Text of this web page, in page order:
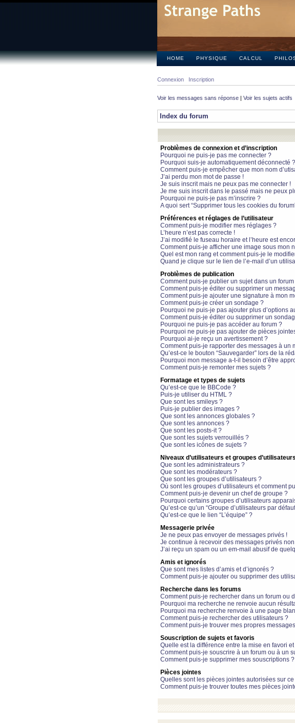
HOME PHYSIQUE CALCUL
Connexion Inscription
Voir les messages sans réponse | Voir les sujets actifs
Index du forum
Problèmes de connexion et d’inscription
Pourquoi ne puis-je pas me connecter ?
Pourquoi suis-je automatiquement déconnecté ?
Comment puis-je empêcher que mon nom
J’ai perdu mon mot de passe !
Je suis inscrit mais ne peux pas me connecter !
Je me suis inscrit dans le passé mais ne peux
Pourquoi ne puis-je pas m’inscrire ?
A quoi sert “Supprimer tous les cookies du
Préférences et réglages de l’utilisateur
Comment puis-je modifier mes réglages ?
L’heure n’est pas correcte !
J’ai modifié le fuseau horaire et l’heure est
Comment puis-je afficher une image sous mon
Quel est mon rang et comment puis-je le
Quand je clique sur le lien de l’e-mail d’un
Problèmes de publication
Comment puis-je publier un sujet dans un forum
Comment puis-je éditer ou supprimer un
Comment puis-je ajouter une signature à mon
Comment puis-je créer un sondage ?
Pourquoi ne puis-je pas ajouter plus d’options
Comment puis-je éditer ou supprimer un
Pourquoi ne puis-je pas accéder au forum ?
Pourquoi ne puis-je pas ajouter de pièces
Pourquoi ai-je reçu un avertissement ?
Comment puis-je rapporter des messages à un
Qu’est-ce le bouton “Sauvegarder” lors de la
Pourquoi mon message a-t-il besoin d’être
Comment puis-je remonter mes sujets ?
Formatage et types de sujets
Qu’est-ce que le BBCode ?
Puis-je utiliser du HTML ?
Que sont les smileys ?
Puis-je publier des images ?
Que sont les annonces globales ?
Que sont les annonces ?
Que sont les posts-it ?
Que sont les sujets verrouillés ?
Que sont les icônes de sujets ?
Niveaux d’utilisateurs et groupes d’utilisateurs
Que sont les administrateurs ?
Que sont les modérateurs ?
Que sont les groupes d’utilisateurs ?
Où sont les groupes d’utilisateurs et comment
Comment puis-je devenir un chef de groupe ?
Pourquoi certains groupes d’utilisateurs
Qu’est-ce qu’un “Groupe d’utilisateurs par
Qu’est-ce que le lien “L’équipe” ?
Messagerie privée
Je ne peux pas envoyer de messages privés !
Je continue à recevoir des messages privés
J’ai reçu un spam ou un em-mail abusif de
Amis et ignorés
Que sont mes listes d’amis et d’ignorés ?
Comment puis-je ajouter ou supprimer des
Recherche dans les forums
Comment puis-je rechercher dans un forum ou
Pourquoi ma recherche ne renvoie aucun
Pourquoi ma recherche renvoie à une page
Comment puis-je rechercher des utilisateurs ?
Comment puis-je trouver mes propres
Souscription de sujets et favoris
Quelle est la différence entre la mise en favori
Comment puis-je souscrire à un forum ou à un
Comment puis-je supprimer mes souscriptions ?
Pièces jointes
Quelles sont les pièces jointes autorisées sur
Comment puis-je trouver toutes mes pièces